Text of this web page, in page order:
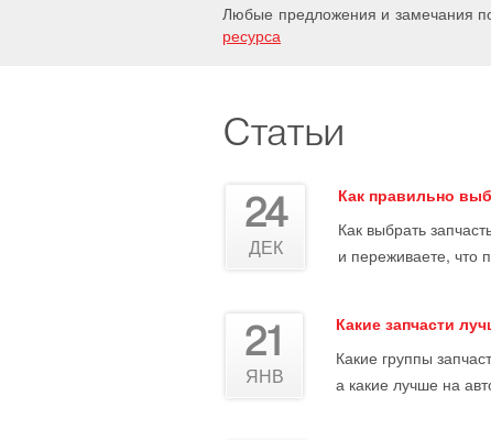
Любые предложения и замечания
ресурса
Статьи
24
ДЕК
Как правильно
Как выбрать
и переживаете, что
21
ЯНВ
Какие запчасти
Какие группы
а какие лучше на